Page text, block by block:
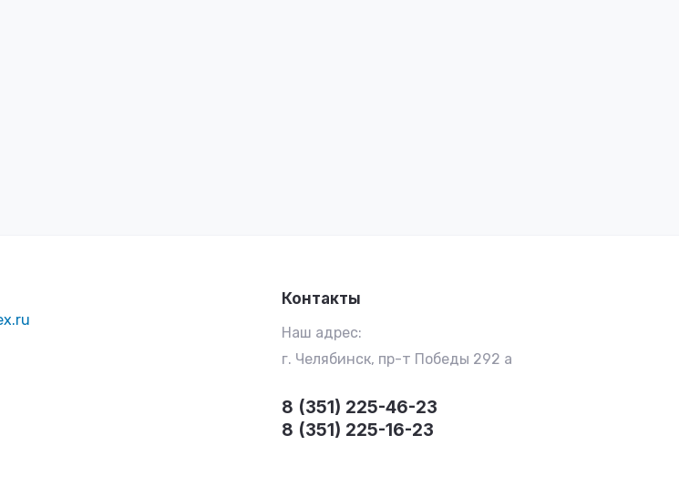
Контакты
Наш адрес:
г. Челябинск, пр-т Победы 292 а
8 (351) 225-46-23
8 (351) 225-16-23